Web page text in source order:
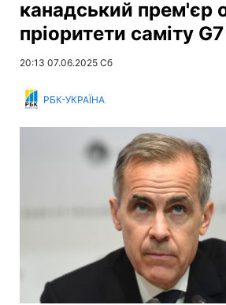
канадський прем'єр
пріоритети саміту G7
20:13 07.06.2025 Сб
РБК-УКРАЇНА